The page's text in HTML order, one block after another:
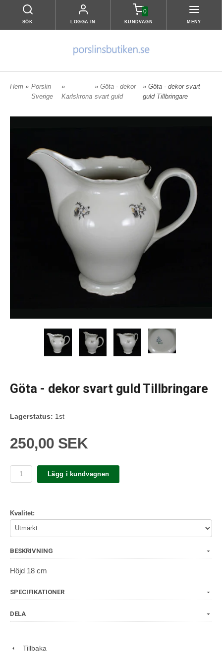
SÖK LOGGA IN
0
KUNDVAGN MENY
Hem » Porslin
Sverige
»
Karlskrona
»Göta - dekor
svart guld
» Göta - dekor svart
guld Tillbringare
Göta - dekor svart guld Tillbringare
Lagerstatus: 1st
250,00 SEK
Lägg i kundvagnen
Kvalitet:
BESKRIVNING
Höjd 18 cm
SPECIFIKATIONER
DELA
Tillbaka